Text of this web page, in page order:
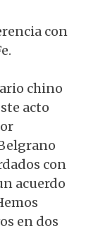
con
chino
acto
con
acuerdo
en dos